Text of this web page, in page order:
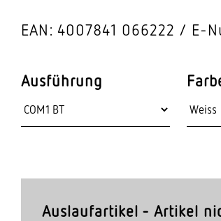
EAN: 4007841 066222 E-
Ausführung
Auslaufartikel - Artikel